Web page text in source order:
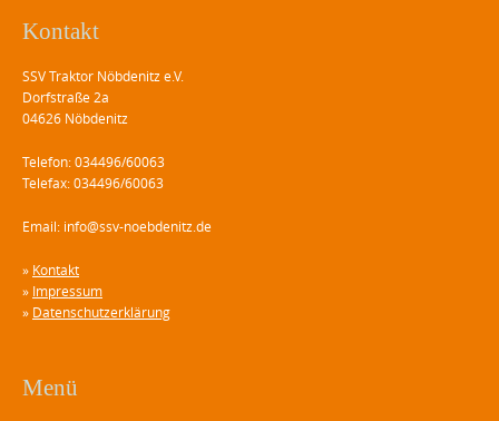
Kontakt
SSV Traktor Nöbdenitz e.V.
Dorfstraße 2a
04626 Nöbdenitz
Telefon: 034496/60063
Telefax: 034496/60063
Email: info@ssv-noebdenitz.de
» Kontakt
» Impressum
» Datenschutzerklärung
Menü